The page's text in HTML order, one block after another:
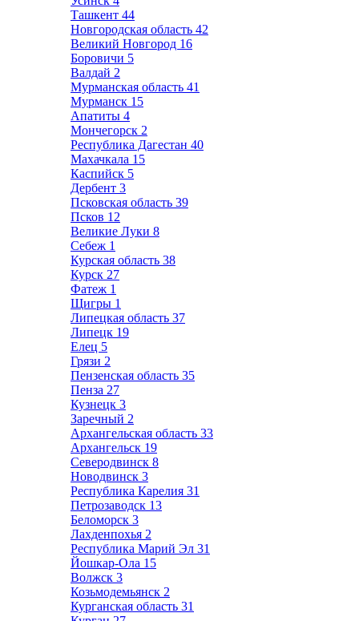
Ташкент 44
Новгородская область 42
Великий Новгород 16
Боровичи 5
Валдай 2
Мурманская область 41
Мурманск 15
Апатиты 4
Мончегорск 2
Республика Дагестан 40
Махачкала 15
Каспийск 5
Дербент 3
Псковская область 39
Псков 12
Великие Луки 8
Себеж 1
Курская область 38
Курск 27
Фатеж 1
Щигры 1
Липецкая область 37
Липецк 19
Елец 5
Грязи 2
Пензенская область 35
Пенза 27
Кузнецк 3
Заречный 2
Архангельская область 33
Архангельск 19
Северодвинск 8
Новодвинск 3
Республика Карелия 31
Петрозаводск 13
Беломорск 3
Лахденпохья 2
Республика Марий Эл 31
Йошкар-Ола 15
Волжск 3
Козьмодемьянск 2
Курганская область 31